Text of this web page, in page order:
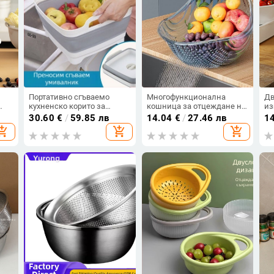
Портативно сгъваемо
кухненско корито за
миене на зеленчуци с
дренажен кош
30.60 € /59.85 лв
add_shopping_cart
Многофункционална
кошница за отцеждане на
зеленчуци и плодове,
прозрачна кухненска
кошница за измиване и
инструмент за измиване
на ориз
14.04 € /27.46 лв
add_shopping_cart